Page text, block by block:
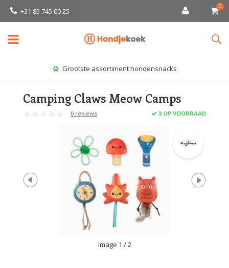
+31 85 745 00 25
0
Grootste assortiment hondensnacks
Camping Claws Meow Camps
0 reviews 3 OP VOORRAAD
Image 1 / 2